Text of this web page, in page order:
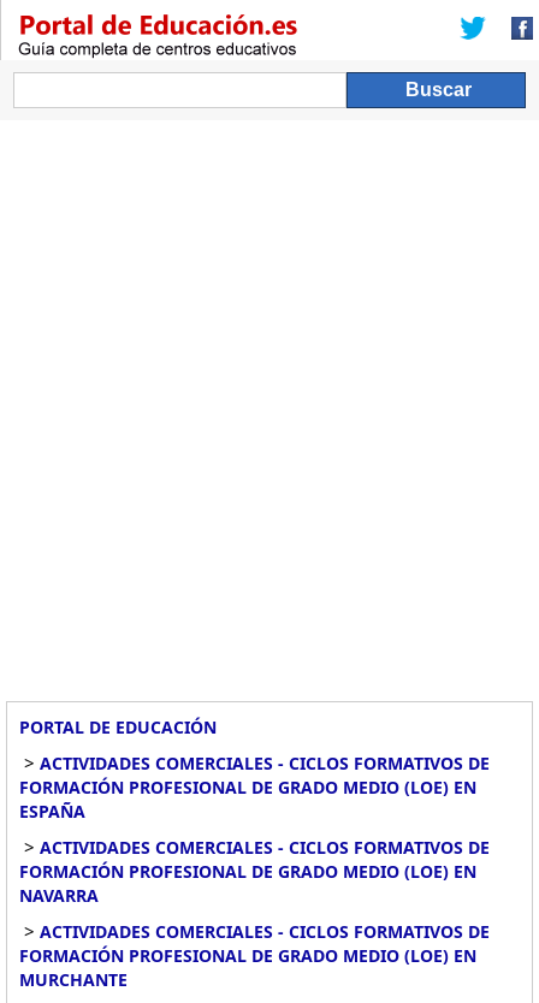
PORTAL DE EDUCACIÓN
> ACTIVIDADES COMERCIALES - CICLOS FORMATIVOS DE
FORMACIÓN PROFESIONAL DE GRADO MEDIO (LOE) EN
ESPAÑA
> ACTIVIDADES COMERCIALES - CICLOS FORMATIVOS DE
FORMACIÓN PROFESIONAL DE GRADO MEDIO (LOE) EN
NAVARRA
> ACTIVIDADES COMERCIALES - CICLOS FORMATIVOS DE
FORMACIÓN PROFESIONAL DE GRADO MEDIO (LOE) EN
MURCHANTE